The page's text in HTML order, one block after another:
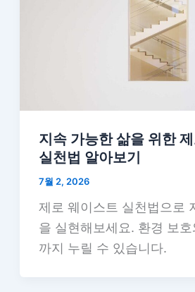
지속 가능한 삶을 위한
실천법 알아보기
7월 2, 2026
제로 웨이스트 실천법으로
을 실현해보세요. 환경 보
까지 누릴 수 있습니다.